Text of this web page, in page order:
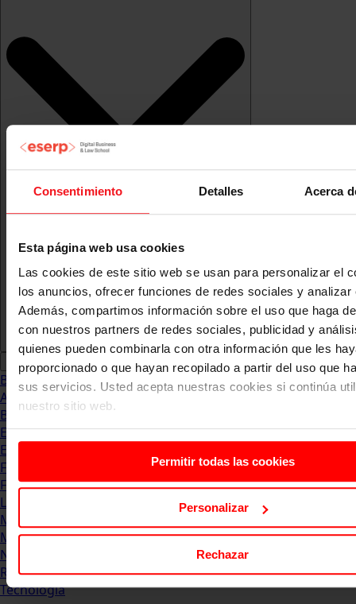
Consentimiento Detalles Acerca
Esta página web usa cookies
Las cookies de este sitio web se usan para personalizar el
los anuncios, ofrecer funciones de redes sociales y analizar
Además, compartimos información sobre el uso que haga
con nuestros partners de redes sociales, publicidad y
quienes pueden combinarla con otra información que les
proporcionado o que hayan recopilado a partir del uso que
sus servicios. Usted acepta nuestras cookies si continúa
nuestro sitio web.
Permitir todas las cookies
Personalizar
Rechazar
Blog
Abogacia
Business
Empleo & Emprendimiento
Empresas
Finanzas
Formación & Estudios
Luxury
Management
Marketing & Comunicación
Negocios
Recursos Humanos
Tecnología